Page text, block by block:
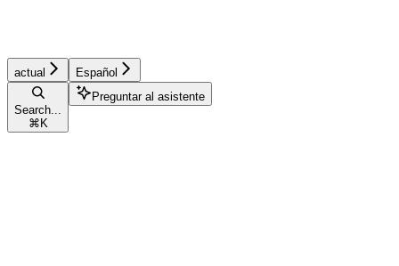
actual Español
Search...
⌘ K
Preguntar al asistente